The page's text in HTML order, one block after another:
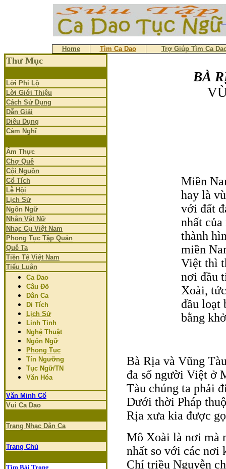
Home Tìm Ca Dao Trợ Giúp Tìm Ca
Thư Mục
Lời Phi Lộ
Lời Giới Thiệu
Cách Sử Dụng
Dẫn Giải
Diêu Dụng
Cảm Nghĩ
Ẩm Thực
Chợ Quê
Cội Nguồn
Cổ Tích
Lễ Hội
Lịch Sử
Ngôn Ngữ
Nhân Vật Nữ
Nhạc Cụ Việt Nam
Phong Tục Tập Quán
Quê Ta
Tiền Tệ Việt Nam
Tiểu Luận
Ca Dao
Câu Đố
Dân Ca
Di Tích
Lịch Sử
Linh Tinh
Nghệ Thuật
Ngôn Ngữ
Phong Tục
Tín Ngưỡng
Tục Ngữ/TN
Văn Hóa
Văn Minh Cổ
Vui Ca Dao
Trang Nhạc Dân Ca
Trang Chủ
Tìm Bài Trong
BÀ
Miền
hay là
với đất
nhất
thành
miền
Việt thì
nơi đầu
Xoài,
đầu loạt
bằng
Bà Rịa và Vũng
đa số người Việt ở
Tàu chúng ta phải
Dưới thời Pháp
Rịa xưa kia được
Mô Xoài là nơi mà
nhất so với các nơi
Chí triều Nguyễn